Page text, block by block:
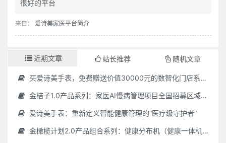
很好的平台
来自： 爱诗美家医平台简介
近期文章 站长推荐 随机文章
买爱诗美手表，免费赠送价值30000元的数智化门店系统一套（含硬件）
金桔子1.0产品系列：家医AI慢病管理项目全国招募区域合伙人，低投入，高回报，长收益
爱诗美手表：重新定义智能健康管理的“医疗级守护者”
金橄榄计划2.0产品组合系列：健康分布机（健康一体机）+慢病管理系统，可落地在健康小屋，社区服务中心等等